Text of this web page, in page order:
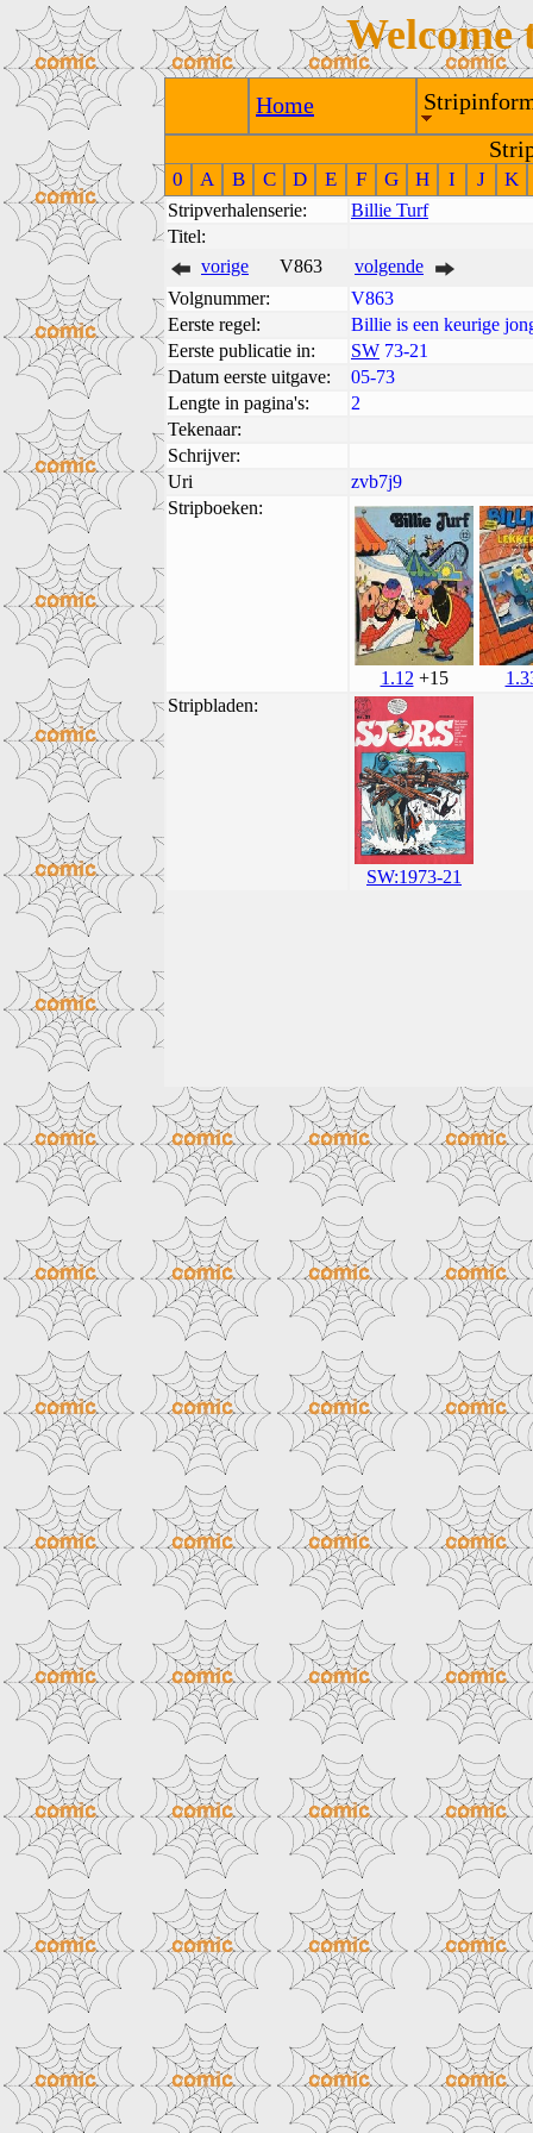
Welcome
Home
0 A B C D E F G H I J K
Stripverhalenserie:
Billie Turf
Titel:
vorige
V863
volgende
Volgnummer:
V863
Eerste regel:
Billie is een keurige
Eerste publicatie in:
SW 73-21
Datum eerste uitgave:
05-73
Lengte in pagina's:
2
Tekenaar:
Schrijver:
Uri
zvb7j9
Stripboeken:
1.12 +15
Stripbladen:
SW:1973-21